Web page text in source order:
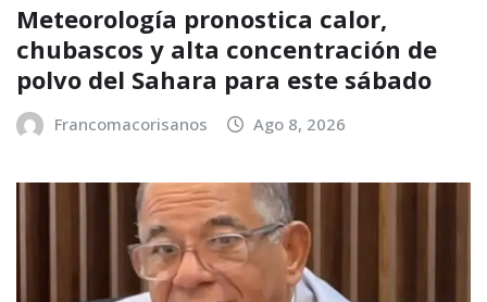
Meteorología pronostica calor,
chubascos y alta concentración de
polvo del Sahara para este sábado
Francomacorisanos Ago 8, 2026